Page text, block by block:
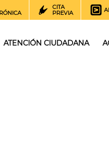
CITA
PREVIA
ATENCIÓN CIUDADANA